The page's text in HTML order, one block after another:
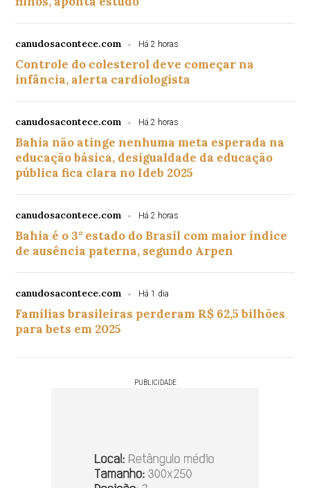
canudosacontece.com Há 2 horas
Controle do colesterol deve começar na
infância, alerta cardiologista
canudosacontece.com Há 2 horas
Bahia não atinge nenhuma meta esperada na
educação básica, desigualdade da educação
pública fica clara no Ideb 2025
canudosacontece.com Há 2 horas
Bahia é o 3° estado do Brasil com maior índice
de ausência paterna, segundo Arpen
canudosacontece.com Há 1 dia
Famílias brasileiras perderam R$ 62,5 bilhões
para bets em 2025
PUBLICIDADE